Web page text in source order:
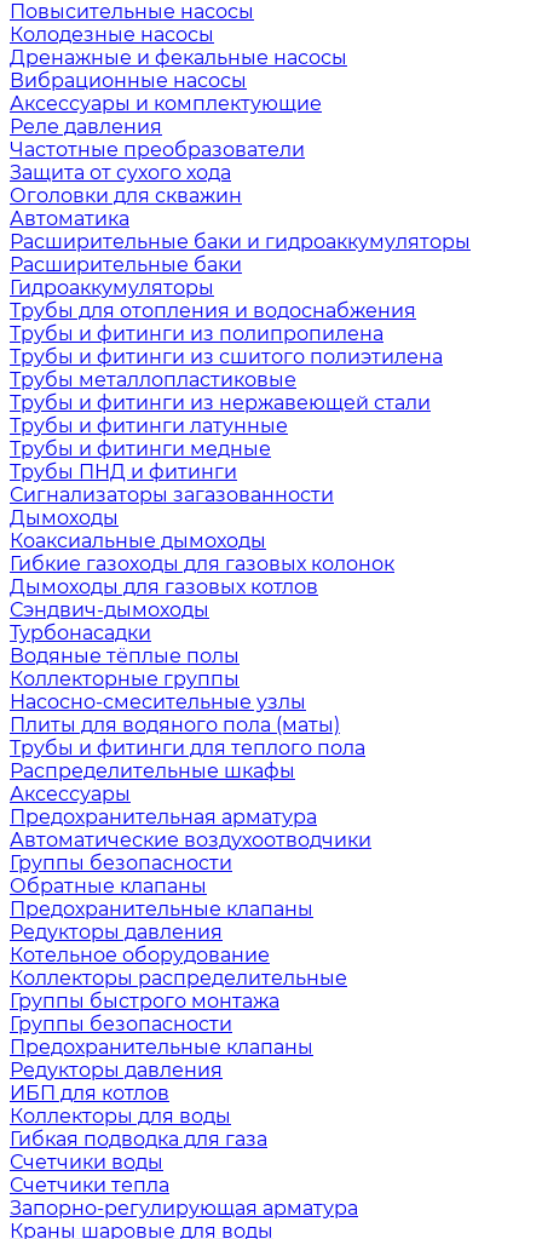
Повысительные насосы
Колодезные насосы
Дренажные и фекальные насосы
Вибрационные насосы
Аксессуары и комплектующие
Реле давления
Частотные преобразователи
Защита от сухого хода
Оголовки для скважин
Автоматика
Расширительные баки и гидроаккумуляторы
Расширительные баки
Гидроаккумуляторы
Трубы для отопления и водоснабжения
Трубы и фитинги из полипропилена
Трубы и фитинги из сшитого полиэтилена
Трубы металлопластиковые
Трубы и фитинги из нержавеющей стали
Трубы и фитинги латунные
Трубы и фитинги медные
Трубы ПНД и фитинги
Сигнализаторы загазованности
Дымоходы
Коаксиальные дымоходы
Гибкие газоходы для газовых колонок
Дымоходы для газовых котлов
Сэндвич-дымоходы
Турбонасадки
Водяные тёплые полы
Коллекторные группы
Насосно-смесительные узлы
Плиты для водяного пола (маты)
Трубы и фитинги для теплого пола
Распределительные шкафы
Аксессуары
Предохранительная арматура
Автоматические воздухоотводчики
Группы безопасности
Обратные клапаны
Предохранительные клапаны
Редукторы давления
Котельное оборудование
Коллекторы распределительные
Группы быстрого монтажа
Группы безопасности
Предохранительные клапаны
Редукторы давления
ИБП для котлов
Коллекторы для воды
Гибкая подводка для газа
Счетчики воды
Счетчики тепла
Запорно-регулирующая арматура
Краны шаровые для воды